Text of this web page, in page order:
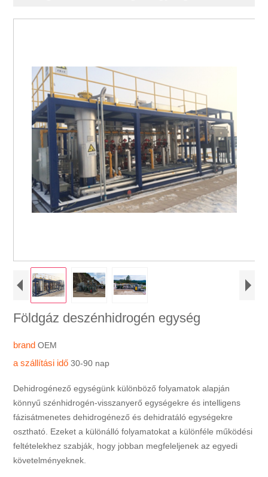
Földgáz deszénhidrogén egység
brandOEM
a szállítási idő30-90 nap
Dehidrogénező egységünk különböző folyamatok alapján
könnyű szénhidrogén-visszanyerő egységekre és intelligens
fázisátmenetes dehidrogénező és dehidratáló egységekre
osztható. Ezeket a különálló folyamatokat a különféle működési
feltételekhez szabják, hogy jobban megfeleljenek az egyedi
követelményeknek.